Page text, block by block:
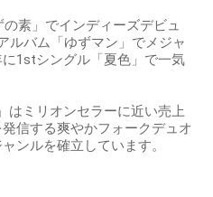
素」でインディーズデビュ
ルバム「ゆずマン」でメジャ
1stシングル「夏色」で一気
はミリオンセラーに近い売上
信する爽やかフォークデュオ
ンルを確立しています。